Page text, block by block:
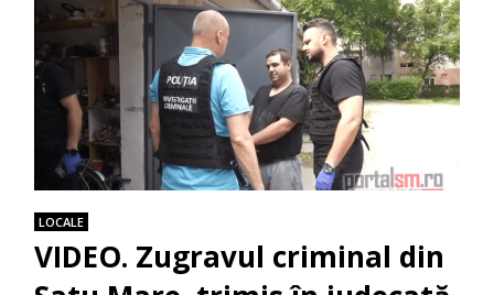
LOCALE
VIDEO. Zugravul criminal din